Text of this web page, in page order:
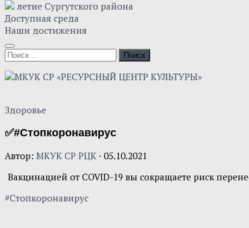
летие Сургутского района
Доступная среда
Наши достижения
Здоровье
✅#Стопкоронавирус
Автор: МКУК СР РЦК · 05.10.2021
Вакцинацией от COVID-19 вы сокращаете риск
#Стопкоронавирус